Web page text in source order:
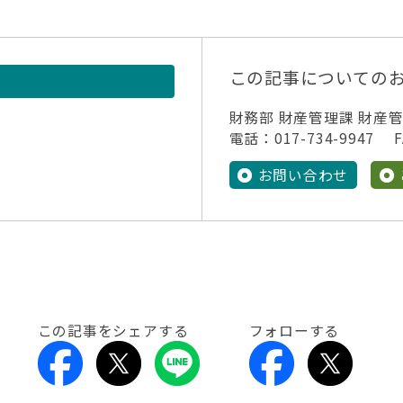
この記事についての
財務部 財産管理課 財産
電話：017-734-9947
お問い合わせ
この記事をシェアする フォローする